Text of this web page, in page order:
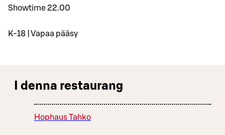
Showtime 22.00
K-18 | Vapaa pääsy
I denna restaurang
Hophaus Tahko